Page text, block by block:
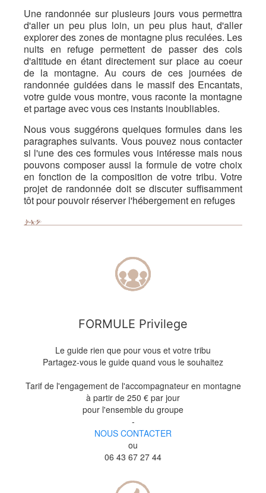
Une randonnée sur plusieurs jours vous permettra
d'aller un peu plus loin, un peu plus haut, d'aller
explorer des zones de montagne plus reculées. Les
nuits en refuge permettent de passer des cols
d'altitude en étant directement sur place au coeur
de la montagne. Au cours de ces journées de
randonnée guidées dans le massif des Encantats,
votre guide vous montre, vous raconte la montagne
et partage avec vous ces instants inoubliables.
Nous vous suggérons quelques formules dans les
paragraphes suivants. Vous pouvez nous contacter
si l'une des ces formules vous intéresse mais nous
pouvons composer aussi la formule de votre choix
en fonction de la composition de votre tribu. Votre
projet de randonnée doit se discuter suffisamment
tôt pour pouvoir réserver l'hébergement en refuges
FORMULE Privilege
Le guide rien que pour vous et votre tribu
Partagez-vous le guide quand vous le souhaitez
Tarif de l'engagement de l'accompagnateur en montagne
à partir de 250 € par jour
pour l'ensemble du groupe
-
NOUS CONTACTER
ou
06 43 67 27 44